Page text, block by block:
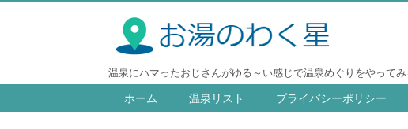
温泉にハマったおじさんがゆる～い感じで温泉めぐりをやってみ
ホーム 温泉リスト プライバシーポリシー